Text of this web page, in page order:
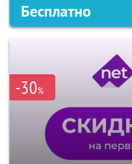
Бесплатно
-30%